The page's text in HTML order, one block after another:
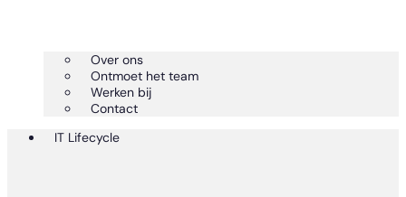
Over ons
Ontmoet het team
Werken bij
Contact
IT Lifecycle